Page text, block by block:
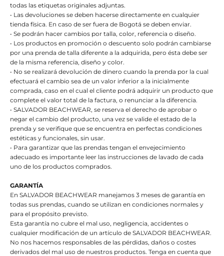
todas las etiquetas originales adjuntas.
• Las devoluciones se deben hacerse directamente en cualquier
tienda física. En caso de ser fuera de Bogotá se deben enviar.
• Se podrán hacer cambios por talla, color, referencia o diseño.
• Los productos en promoción o descuento solo podrán cambiarse
por una prenda de talla diferente a la adquirida, pero ésta debe ser
de la misma referencia, diseño y color.
• No se realizará devolución de dinero cuando la prenda por la cual
efectuará el cambio sea de un valor inferior a la inicialmente
comprada, caso en el cual el cliente podrá adquirir un producto que
complete el valor total de la factura, o renunciar a la diferencia.
• SALVADOR BEACHWEAR, se reserva el derecho de aprobar o
negar el cambio del producto, una vez se valide el estado de la
prenda y se verifique que se encuentra en perfectas condiciones
estéticas y funcionales, sin usar.
• Para garantizar que las prendas tengan el envejecimiento
adecuado es importante leer las instrucciones de lavado de cada
uno de los productos comprados.
GARANTÍA
En SALVADOR BEACHWEAR manejamos 3 meses de garantía en
todas sus prendas, cuando se utilizan en condiciones normales y
para el propósito previsto.
Esta garantía no cubre el mal uso, negligencia, accidentes o
cualquier modificación de un artículo de SALVADOR BEACHWEAR.
No nos hacemos responsables de las pérdidas, daños o costes
derivados del mal uso de nuestros productos. Tenga en cuenta que